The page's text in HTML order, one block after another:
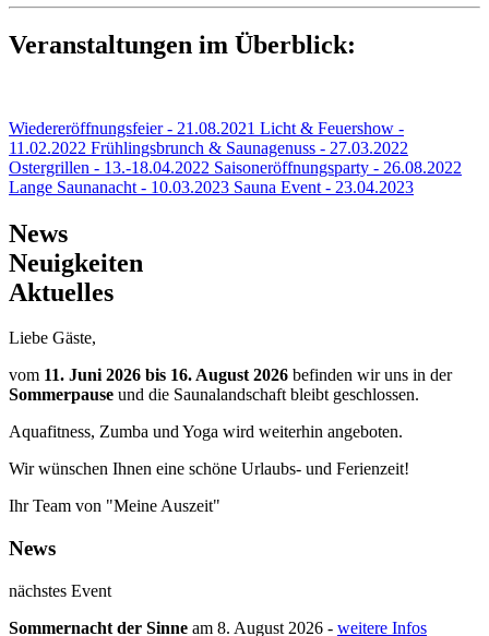
Veranstaltungen im Überblick:
Wiedereröffnungsfeier - 21.08.2021 Licht & Feuershow -
11.02.2022 Frühlingsbrunch & Saunagenuss - 27.03.2022
Ostergrillen - 13.-18.04.2022 Saisoneröffnungsparty - 26.08.2022
Lange Saunanacht - 10.03.2023 Sauna Event - 23.04.2023
News
Neuigkeiten
Aktuelles
Liebe Gäste,
vom 11. Juni 2026 bis 16. August 2026 befinden wir uns in der
Sommerpause und die Saunalandschaft bleibt geschlossen.
Aquafitness, Zumba und Yoga wird weiterhin angeboten.
Wir wünschen Ihnen eine schöne Urlaubs- und Ferienzeit!
Ihr Team von "Meine Auszeit"
News
nächstes Event
Sommernacht der Sinne am 8. August 2026 - weitere Infos